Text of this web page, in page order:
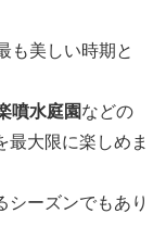
も美しい時期と
噴水庭園などの
最大限に楽しめま
シーズンでもあり